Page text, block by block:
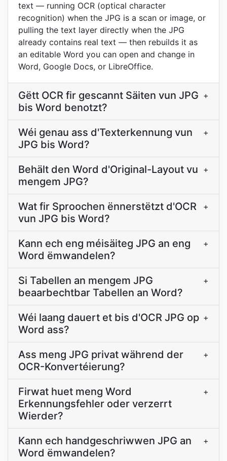
text — running OCR (optical character
recognition) when the JPG is a scan or image, or
pulling the text layer directly when the JPG
already contains real text — then rebuilds it as
an editable Word you can open and change in
Word, Google Docs, or LibreOffice.
Gëtt OCR fir gescannt Säiten vun JPG
bis Word benotzt?
+
Wéi genau ass d'Texterkennung vun
JPG bis Word?
+
Behält den Word d'Original-Layout vu
mengem JPG?
+
Wat fir Sproochen ënnerstëtzt d'OCR
vun JPG bis Word?
+
Kann ech eng méisäiteg JPG an eng
Word ëmwandelen?
+
Si Tabellen an mengem JPG
beaarbechtbar Tabellen an Word?
+
Wéi laang dauert et bis d'OCR JPG op
Word ass?
+
Ass meng JPG privat während der
OCR-Konvertéierung?
+
Firwat huet meng Word
Erkennungsfehler oder verzerrt
Wierder?
+
Kann ech handgeschriwwen JPG an
Word ëmwandelen?
+